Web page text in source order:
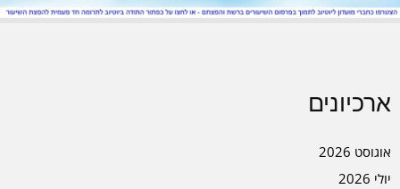
ארכיונים
אוגוסט 2026
יולי 2026